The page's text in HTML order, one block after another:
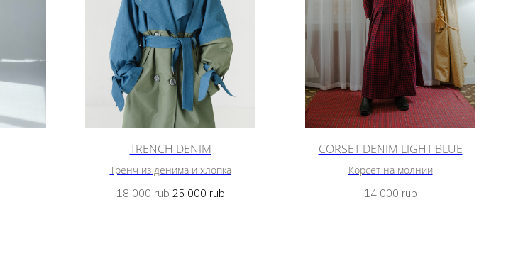
TRENCH DENIM
Тренч из денима и хлопка
18 000 rub25 000 rub
CORSET DENIM LIGHT BLUE
Корсет на молнии
14 000 rub